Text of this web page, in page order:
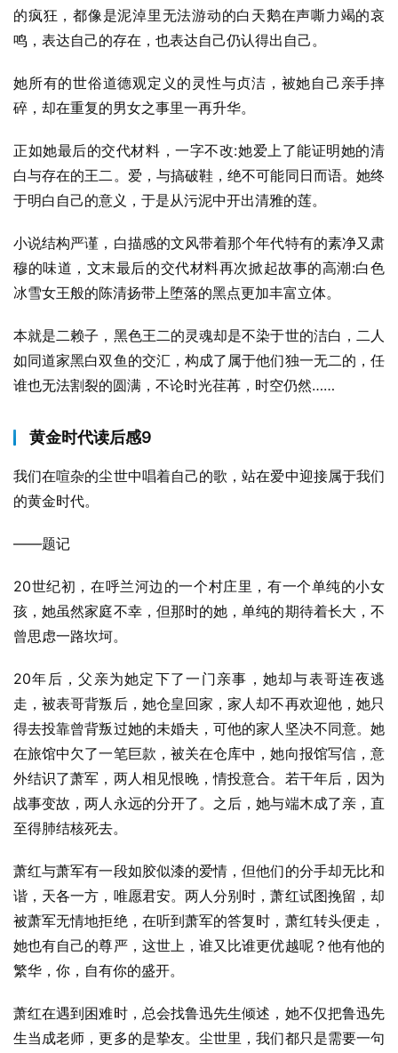
的疯狂，都像是泥淖里无法游动的白天鹅在声嘶力竭的哀
鸣，表达自己的存在，也表达自己仍认得出自己。
她所有的世俗道德观定义的灵性与贞洁，被她自己亲手摔
碎，却在重复的男女之事里一再升华。
正如她最后的交代材料，一字不改:她爱上了能证明她的清
白与存在的王二。爱，与搞破鞋，绝不可能同日而语。她终
于明白自己的意义，于是从污泥中开出清雅的莲。
小说结构严谨，白描感的文风带着那个年代特有的素净又肃
穆的味道，文末最后的交代材料再次掀起故事的高潮:白色
冰雪女王般的陈清扬带上堕落的黑点更加丰富立体。
本就是二赖子，黑色王二的灵魂却是不染于世的洁白，二人
如同道家黑白双鱼的交汇，构成了属于他们独一无二的，任
谁也无法割裂的圆满，不论时光荏苒，时空仍然……
黄金时代读后感9
我们在喧杂的尘世中唱着自己的歌，站在爱中迎接属于我们
的黄金时代。
——题记
20世纪初，在呼兰河边的一个村庄里，有一个单纯的小女
孩，她虽然家庭不幸，但那时的她，单纯的期待着长大，不
曾思虑一路坎坷。
20年后，父亲为她定下了一门亲事，她却与表哥连夜逃
走，被表哥背叛后，她仓皇回家，家人却不再欢迎他，她只
得去投靠曾背叛过她的未婚夫，可他的家人坚决不同意。她
在旅馆中欠了一笔巨款，被关在仓库中，她向报馆写信，意
外结识了萧军，两人相见恨晚，情投意合。若干年后，因为
战事变故，两人永远的分开了。之后，她与端木成了亲，直
至得肺结核死去。
萧红与萧军有一段如胶似漆的爱情，但他们的分手却无比和
谐，天各一方，唯愿君安。两人分别时，萧红试图挽留，却
被萧军无情地拒绝，在听到萧军的答复时，萧红转头便走，
她也有自己的尊严，这世上，谁又比谁更优越呢？他有他的
繁华，你，自有你的盛开。
萧红在遇到困难时，总会找鲁迅先生倾述，她不仅把鲁迅先
生当成老师，更多的是挚友。尘世里，我们都只是需要一句